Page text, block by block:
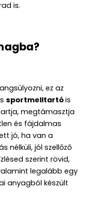
is.
ez az
sportmelltartóis
megtámasztja
és fájdalmas
jó, ha van a
nélküli, jól szellőző
szerint rövid,
legalább egy
anyagból készült